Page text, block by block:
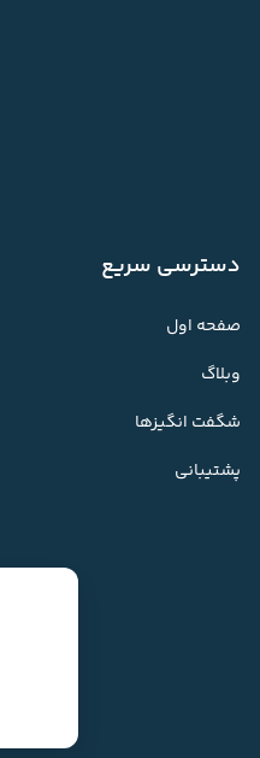
دسترسی سریع
صفحه اول
وبلاگ
شگفت انگیزها
پشتیبانی